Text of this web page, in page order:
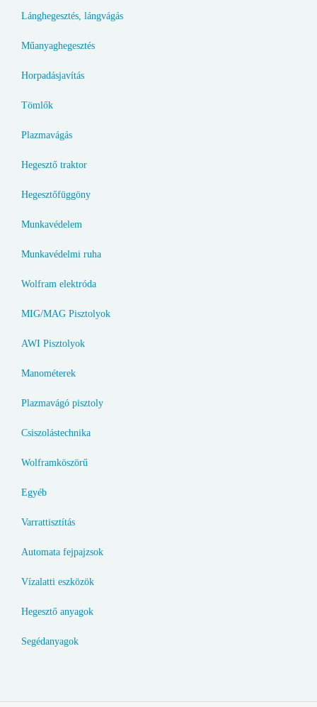
Lánghegesztés, lángvágás
Műanyaghegesztés
Horpadásjavítás
Tömlők
Plazmavágás
Hegesztő traktor
Hegesztőfüggöny
Munkavédelem
Munkavédelmi ruha
Wolfram elektróda
MIG/MAG Pisztolyok
AWI Pisztolyok
Manométerek
Plazmavágó pisztoly
Csiszolástechnika
Wolframköszörű
Egyéb
Varrattisztítás
Automata fejpajzsok
Vízalatti eszközök
Hegesztő anyagok
Segédanyagok